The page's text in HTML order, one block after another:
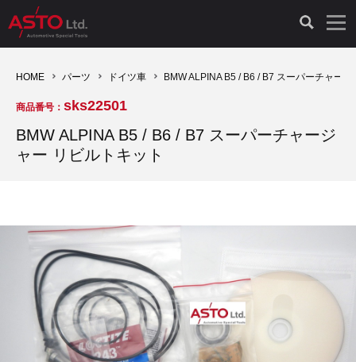
診断機（16）
キープログラマー（4）
オプション品（17）
TPMS（4）
診断テスター（10）
キープログラマー（20）
安定化電源ユニット（8）
バッテリーテスター（4）
HCB TOOLS（45）
AST TOOLS（51）
ドイツ車（211）
イタリア/フランス車（27）
オシロスコープ（2）
オシロ関連商品（9）
その他（8）
ドイツ車（427）
イタリア/フランス車（145）
スウェーデン車（45）
日本車（40）
現品修理（77）
リビルト品（58）
コントロールユニット初期化（3）
イモビライザーOFF（1）
その他（6）
オシロスコープ（10）
アクセサリー（13）
HOME パーツ ドイツ車 BMW ALPINA B5 / B6 / B7 スーパーチャー
商品番号： sks22501
BMW ALPINA B5 / B6 / B7 スーパーチャージ
ャー リビルトキット